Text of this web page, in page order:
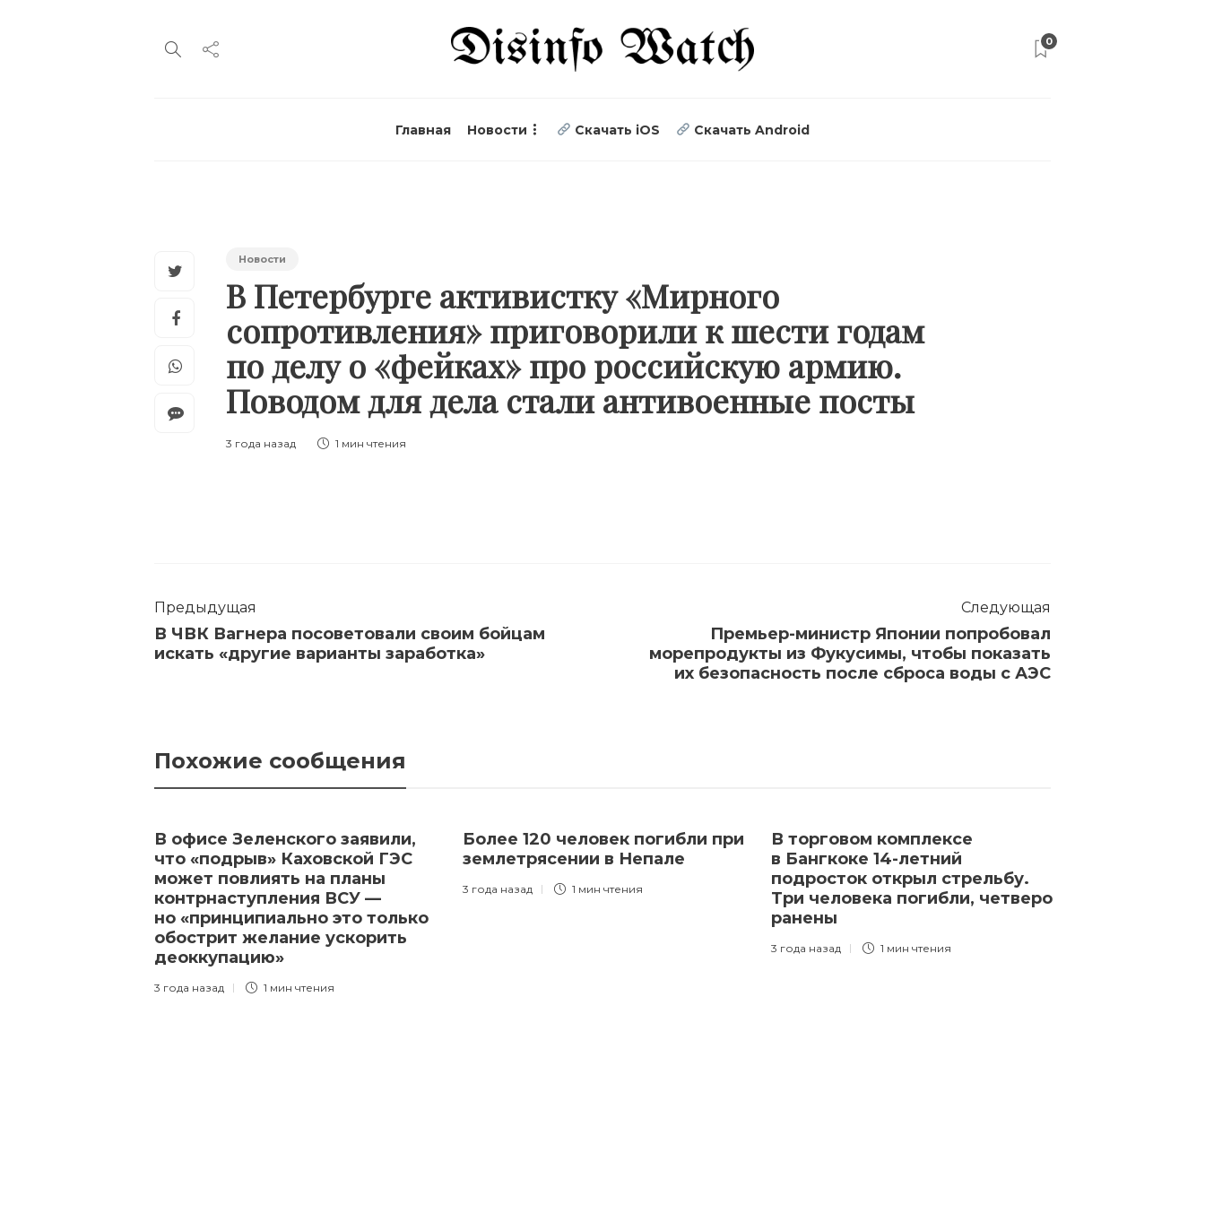
0
Главная Новости Скачать iOS Скачать Android
Новости
В Петербурге активистку «Мирного
сопротивления» приговорили к шести годам
по делу о «фейках» про российскую армию.
Поводом для дела стали антивоенные посты
3 года назад 1 мин чтения
Предыдущая
В ЧВК Вагнера посоветовали своим бойцам
искать «другие варианты заработка»
Следующая
Премьер-министр Японии попробовал
морепродукты из Фукусимы, чтобы показать
их безопасность после сброса воды с АЭС
Похожие сообщения
В офисе Зеленского заявили,
что «подрыв» Каховской ГЭС
может повлиять на планы
контрнаступления ВСУ —
но «принципиально это только
обострит желание ускорить
деоккупацию»
3 года назад 1 мин чтения
Более 120 человек погибли при
землетрясении в Непале
3 года назад 1 мин чтения
В торговом комплексе
в Бангкоке 14-летний
подросток открыл стрельбу.
Три человека погибли, четверо
ранены
3 года назад 1 мин чтения